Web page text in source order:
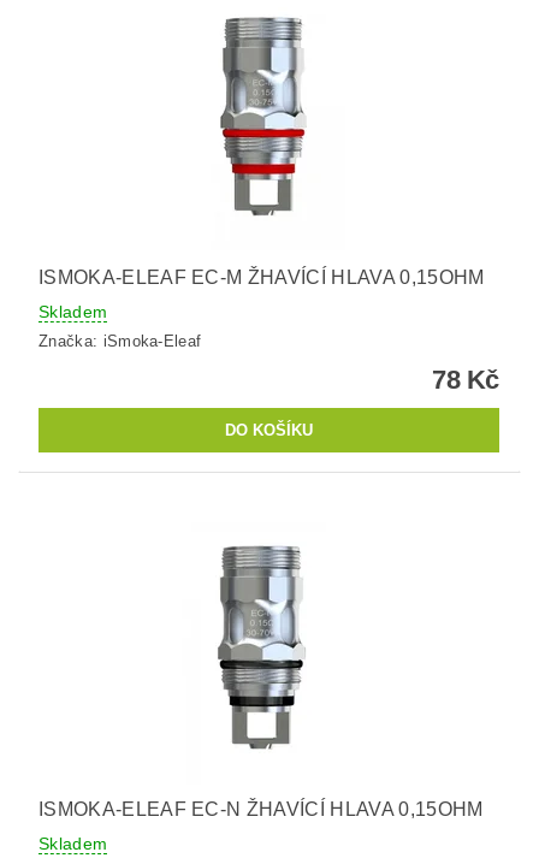
ISMOKA-ELEAF EC-M ŽHAVÍCÍ HLAVA 0,15OHM
Skladem
Značka: iSmoka-Eleaf
78 Kč
ISMOKA-ELEAF EC-N ŽHAVÍCÍ HLAVA 0,15OHM
Skladem